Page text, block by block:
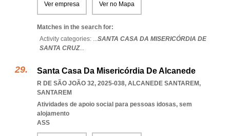
Ver empresa Ver no Mapa
Matches in the search for:
Activity categories: ...SANTA CASA DA MISERICÓRDIA DE
SANTA CRUZ...
Santa Casa Da Misericórdia De Alcanede
R DE SÃO JOÃO 32, 2025-038, ALCANEDE SANTAREM,
SANTAREM
Atividades de apoio social para pessoas idosas, sem
alojamento
ASS